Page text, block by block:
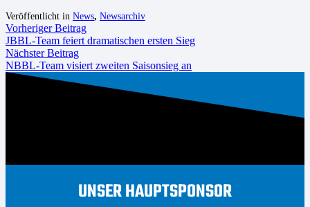
Veröffentlicht in News, Newsarchiv
Vorheriger Beitrag
JBBL-Team feiert dramatischen ersten Sieg
Nächster Beitrag
NBBL-Team visiert zweiten Saisonsieg an
UNSER HAUPTSPONSOR